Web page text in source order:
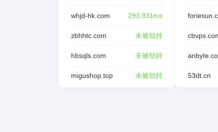
whjd-hk.com 293.931ms
zbhhtc.com 未被劫持
hbsqls.com 未被劫持
migushop.top 未被劫持 53dt.cn